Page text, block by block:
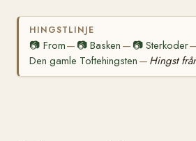
HINGSTLINJE
📷 From— 📷Basken — 📷 Sterkoder
Den gamle Toftehingsten — Hingst